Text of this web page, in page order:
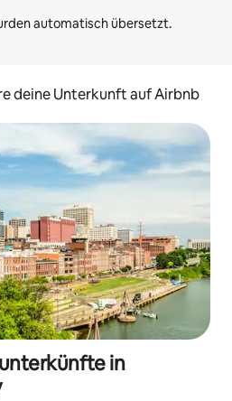
deine Unterkunft auf Airbnb
in